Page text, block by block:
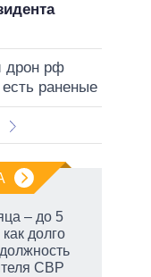
дрон рф
раненые
– до 5
как долго
СВР